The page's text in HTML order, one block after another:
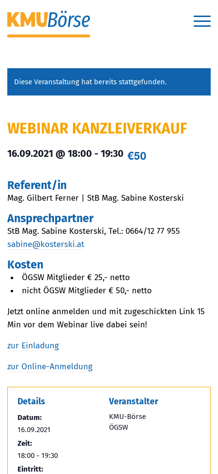
Diese Veranstaltung hat bereits stattgefunden.
WEBINAR KANZLEIVERKAUF
16.09.2021 @ 18:00 - 19:30 €50
Referent/in
Mag. Gilbert Ferner | StB Mag. Sabine Kosterski
Ansprechpartner
StB Mag. Sabine Kosterski, Tel.: 0664/12 77 955
sabine@kosterski.at
Kosten
ÖGSW Mitglieder € 25,- netto
nicht ÖGSW Mitglieder € 50,- netto
Jetzt online anmelden und mit zugeschickten Link 15
Min vor dem Webinar live dabei sein!
zur Einladung
zur Online-Anmeldung
Details
Datum:
16.09.2021
Zeit:
18:00 - 19:30
Eintritt:
Veranstalter
KMU-Börse
ÖGSW